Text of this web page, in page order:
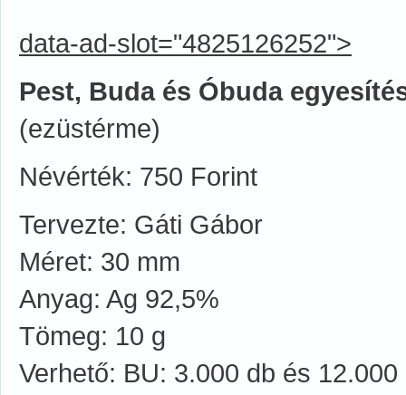
data-ad-slot="4825126252">
Pest, Buda és Óbuda
(ezüstérme)
Névérték: 750 Forint
Tervezte: Gáti Gábor
Méret: 30 mm
Anyag: Ag 92,5%
Tömeg: 10 g
Verhető: BU: 3.000 db és 12.000